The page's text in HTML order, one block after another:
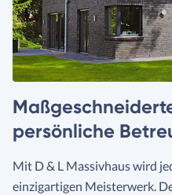
persönliche
Mit D & L Massivhaus wird
einzigartigen Meisterwerk.